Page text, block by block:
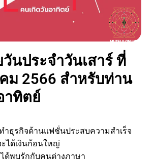
นประจำวันเสาร์ ที่
ม 2566 สำหรับท่าน
าทิตย์
ำธุรกิจด้านแฟชั่นประสบความสำเร็จ
ะได้เงินก้อนใหญ่
ได้พบรักกับคนต่างภาษา